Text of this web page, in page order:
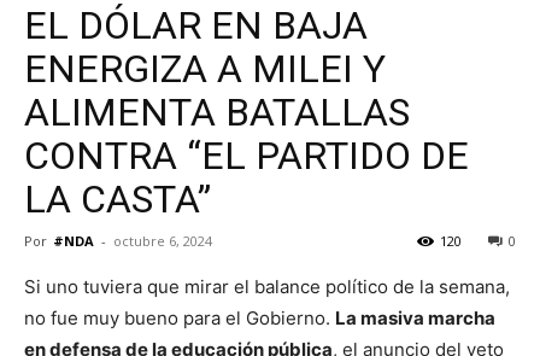
EL DÓLAR EN BAJA
ENERGIZA A MILEI Y
ALIMENTA BATALLAS
CONTRA “EL PARTIDO DE
LA CASTA”
Por #NDA - octubre 6, 2024 0
120
Si uno tuviera que mirar el balance político de la semana,
no fue muy bueno para el Gobierno. La masiva marcha
en defensa de la educación pública, el anuncio del veto